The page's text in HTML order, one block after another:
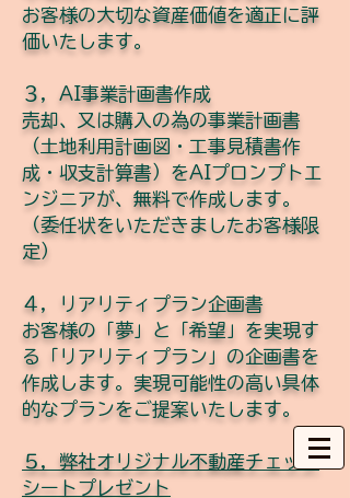
お客様の大切な資産価値を適正に評
価いたします。
３，AI事業計画書作成
売却、又は購入の為の事業計画書
（土地利用計画図・工事見積書作
成・収支計算書）をAIプロンプトエ
ンジニアが、無料で作成します。
（委任状をいただきましたお客様限
定）
４，リアリティプラン企画書
お客様の「夢」と「希望」を実現す
る「リアリティプラン」の企画書を
作成します。実現可能性の高い具体
的なプランをご提案いたします。
５，弊社オリジナル不動産チェック
シートプレゼント